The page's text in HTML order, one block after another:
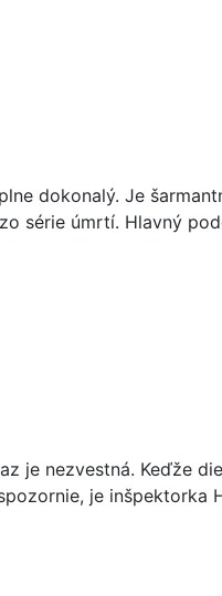
dokonalý. Je
série úmrtí. Hlavný
je nezvestná. Keďže
je inšpektorka